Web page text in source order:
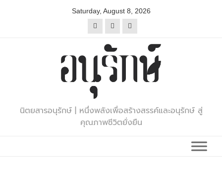
Saturday, August 8, 2026
นิตยสารอนุรักษ์ | หนึ่งพลังเพื่อสร้างสรรค์และอนุรักษ์ สู่
คุณภาพชีวิตยั่งยืน